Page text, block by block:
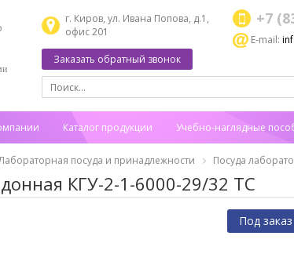
г. Киров, ул. Ивана Попова, д.1,
офис 201
+7
E-mail:
Заказать обратный звонок
Каталог продукции Учебно-наглядные
посуда и принадлежности Посуда
КГУ-2-1-6000-29/32 ТС
Под заказ